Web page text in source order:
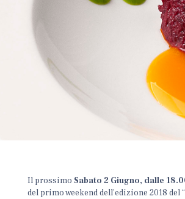
Il prossimo Sabato 2 Giugno, dalle
del primo weekend dell’edizione 2018 del